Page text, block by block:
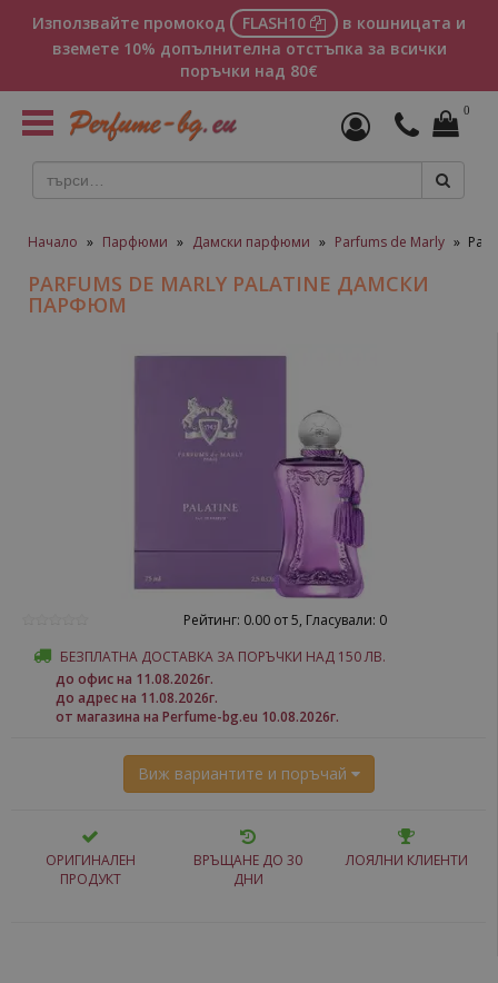
Използвайте промокод FLASH10
в кошницата и
вземете 10% допълнителна отстъпка за всички
поръчки над 80€
Toggle
navigation
0
Начало » Парфюми » Дамски парфюми » Parfums de Marly »
PARFUMS DE MARLY PALATINE ДАМСКИ
ПАРФЮМ
Рейтинг: 0.00 от 5, Гласували: 0
БЕЗПЛАТНА ДОСТАВКА ЗА ПОРЪЧКИ НАД 150 ЛВ.
до офис на 11.08.2026г.
до адрес на 11.08.2026г.
от магазина на Perfume-bg.eu 10.08.2026г.
Виж вариантите и поръчай
ОРИГИНАЛЕН
ПРОДУКТ
ВРЪЩАНЕ ДО 30
ДНИ
ЛОЯЛНИ КЛИЕНТИ